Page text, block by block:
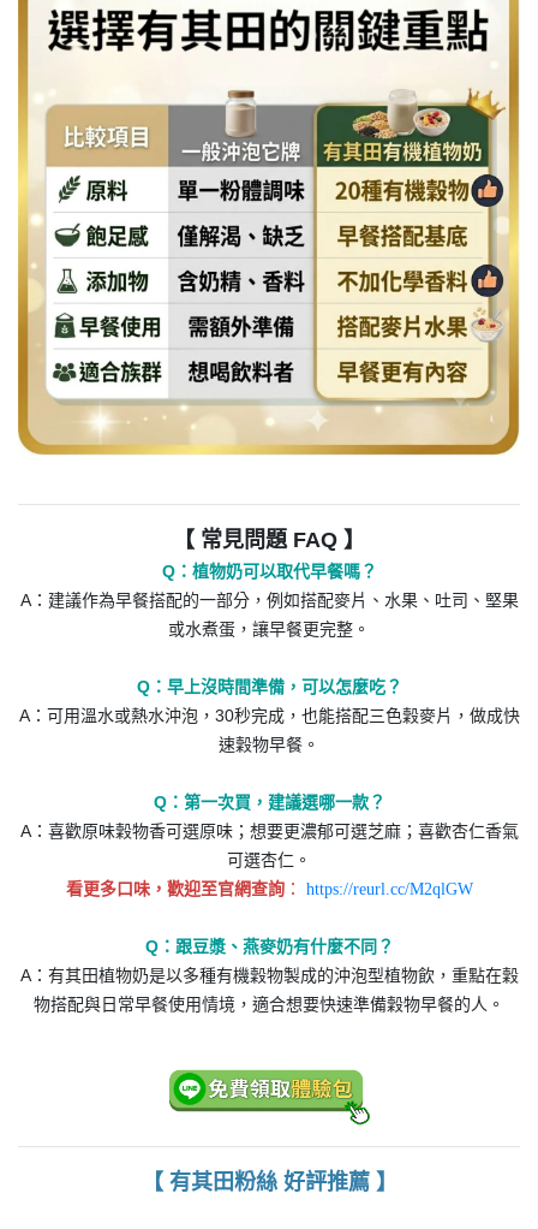
【 常見問題 FAQ 】
Q：植物奶可以取代早餐嗎？
A：建議作為早餐搭配的一部分，例如搭配麥片、水果、吐司、堅果
或水煮蛋，讓早餐更完整。
Q：早上沒時間準備，可以怎麼吃？
A：可用溫水或熱水沖泡，30秒完成，也能搭配三色穀麥片，做成快
速穀物早餐。
Q：第一次買，建議選哪一款？
A：喜歡原味穀物香可選原味；想要更濃郁可選芝麻；喜歡杏仁香氣
可選杏仁。
看更多口味，歡迎至官網查詢： https://reurl.cc/M2qlGW
Q：跟豆漿、燕麥奶有什麼不同？
A：有其田植物奶是以多種有機穀物製成的沖泡型植物飲，重點在穀
物搭配與日常早餐使用情境，適合想要快速準備穀物早餐的人。
【 有其田粉絲 好評推薦 】